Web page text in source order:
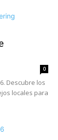
0
Descubre los
locales para